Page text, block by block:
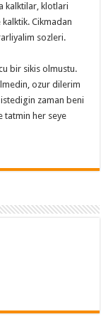
kalktilar, klotlari
Cikmadan
sozleri.
bir sikis olmustu.
ozur dilerim
zaman beni
tatmin her seye